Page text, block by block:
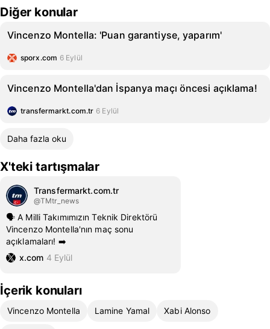
Diğer konular
Vincenzo Montella: 'Puan garantiyse, yaparım'
sporx.com 6 Eylül
Vincenzo Montella'dan İspanya maçı öncesi açıklama!
transfermarkt.com.tr 6 Eylül
Daha fazla oku
X'teki tartışmalar
Transfermarkt.com.tr
@TMtr_news
🗣️ A Milli Takımımızın Teknik Direktörü
Vincenzo Montella'nın maç sonu
açıklamaları! ➡️
x.com 4 Eylül
İçerik konuları
Vincenzo Montella Lamine Yamal Xabi Alonso